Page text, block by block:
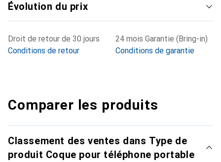
Évolution du prix
Droit de retour de 30 jours
Conditions de retour
24 mois Garantie (Bring-in)
Conditions de garantie
Comparer les produits
Classement des ventes dans Type de
produit Coque pour téléphone portable